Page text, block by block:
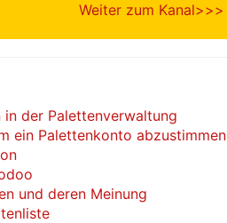
Weiter zum Kanal>>>
der Palettenverwaltung
ein Palettenkonto abzustimmen
und deren Meinung